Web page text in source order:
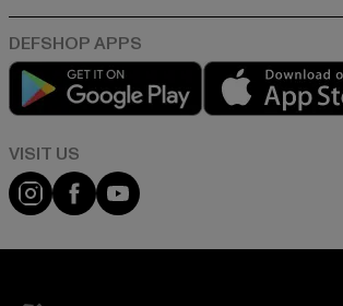
Play market
Visit our Instagram page:
Visit our Facebook page:
Visit our YouTube channel: